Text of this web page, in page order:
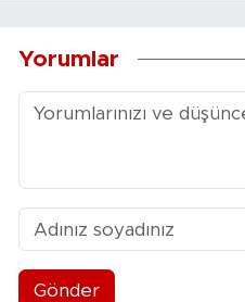
Yorumlar
Gönder